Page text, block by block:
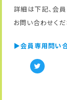
詳細は下記、会
お問い合わせくだ
▶会員専用問い